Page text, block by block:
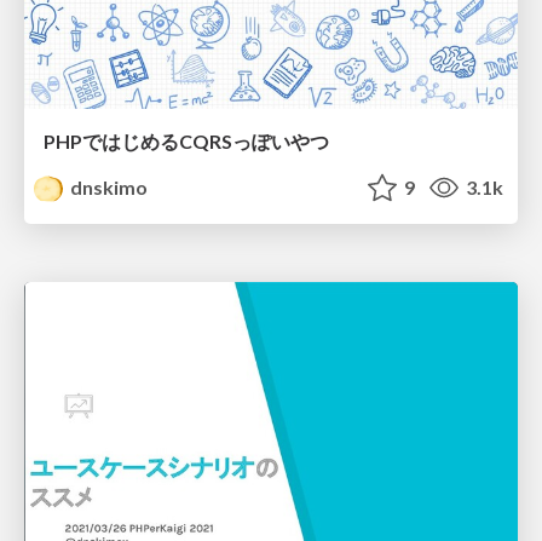
PHPではじめるCQRSっぽいやつ
dnskimo
9 3.1k